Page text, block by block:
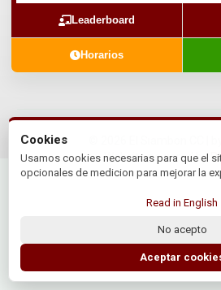
Leaderboard
Horarios
Website powered by
Cookies
Usamos cookies necesarias para que el
opcionales de medicion para mejorar la
Read in English
No acepto
Aceptar